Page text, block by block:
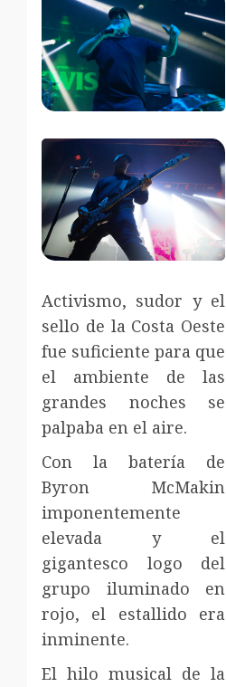
Activismo, sudor y el
sello de la Costa Oeste
fue suficiente para que
el ambiente de las
grandes noches se
palpaba en el aire.
Con la batería de
Byron McMakin
imponentemente
elevada y el
gigantesco logo del
grupo iluminado en
rojo, el estallido era
inminente.
El hilo musical de la